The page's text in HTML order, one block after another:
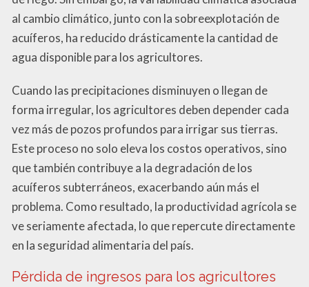
al cambio climático, junto con la sobreexplotación de
acuíferos, ha reducido drásticamente la cantidad de
agua disponible para los agricultores.
Cuando las precipitaciones disminuyen o llegan de
forma irregular, los agricultores deben depender cada
vez más de pozos profundos para irrigar sus tierras.
Este proceso no solo eleva los costos operativos, sino
que también contribuye a la degradación de los
acuíferos subterráneos, exacerbando aún más el
problema. Como resultado, la productividad agrícola se
ve seriamente afectada, lo que repercute directamente
en la seguridad alimentaria del país.
Pérdida de ingresos para los agricultores